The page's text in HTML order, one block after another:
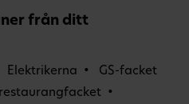
från ditt
Elektrikerna
GS-facket